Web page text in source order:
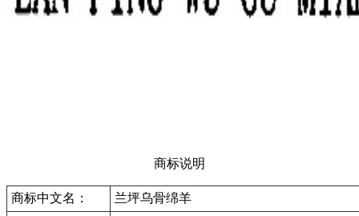
商标说明
商标中文名：
兰坪乌骨绵羊